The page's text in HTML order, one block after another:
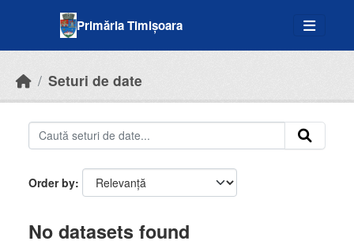
Primăria Timișoara
Seturi de date
Order by
No datasets found